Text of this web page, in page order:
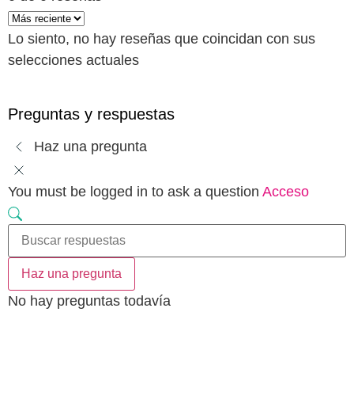
Lo siento, no hay reseñas que coincidan con sus
selecciones actuales
Preguntas y respuestas
Haz una pregunta
You must be logged in to ask a question Acceso
Haz una pregunta
No hay preguntas todavía